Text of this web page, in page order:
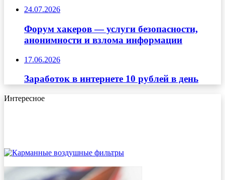
24.07.2026
Форум хакеров — услуги безопасности,
анонимности и взлома информации
17.06.2026
Заработок в интернете 10 рублей в день
Интересное